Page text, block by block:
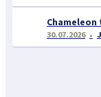
30.07.2026